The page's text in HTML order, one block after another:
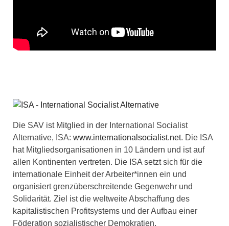
Die SAV ist Mitglied in der International Socialist
Alternative, ISA: www.internationalsocialist.net. Die ISA
hat Mitgliedsorganisationen in 10 Ländern und ist auf
allen Kontinenten vertreten. Die ISA setzt sich für die
internationale Einheit der Arbeiter*innen ein und
organisiert grenzüberschreitende Gegenwehr und
Solidarität. Ziel ist die weltweite Abschaffung des
kapitalistischen Profitsystems und der Aufbau einer
Föderation sozialistischer Demokratien.